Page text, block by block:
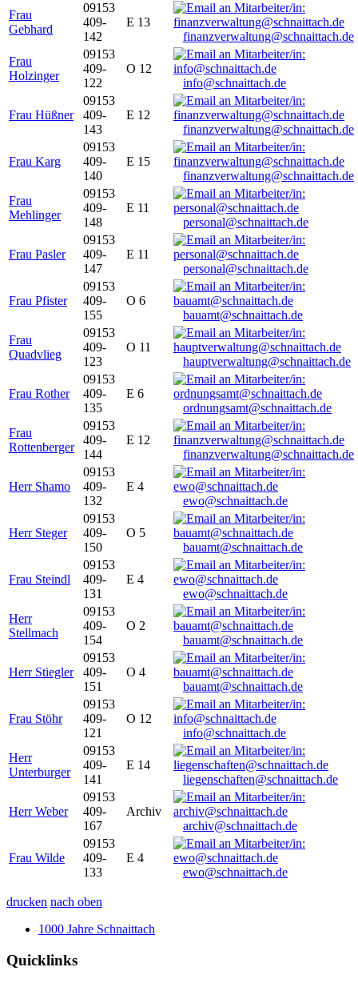
Frau
Gebhard
09153
409-
142
E 13
finanzverwaltung@schnaittach.de
Frau
Holzinger
09153
409-
122
O 12
info@schnaittach.de
Frau Hüßner
09153
409-
143
E 12
finanzverwaltung@schnaittach.de
Frau Karg
09153
409-
140
E 15
finanzverwaltung@schnaittach.de
Frau
Mehlinger
09153
409-
148
E 11
personal@schnaittach.de
Frau Pasler
09153
409-
147
E 11
personal@schnaittach.de
Frau Pfister
09153
409-
155
O 6
bauamt@schnaittach.de
Frau
Quadvlieg
09153
409-
123
O 11
hauptverwaltung@schnaittach.de
Frau Rother
09153
409-
135
E 6
ordnungsamt@schnaittach.de
Frau
Rottenberger
09153
409-
144
E 12
finanzverwaltung@schnaittach.de
Herr Shamo
09153
409-
132
E 4
ewo@schnaittach.de
Herr Steger
09153
409-
150
O 5
bauamt@schnaittach.de
Frau Steindl
09153
409-
131
E 4
ewo@schnaittach.de
Herr
Stellmach
09153
409-
154
O 2
bauamt@schnaittach.de
Herr Stiegler
09153
409-
151
O 4
bauamt@schnaittach.de
Frau Stöhr
09153
409-
121
O 12
info@schnaittach.de
Herr
Unterburger
09153
409-
141
E 14
liegenschaften@schnaittach.de
Herr Weber
09153
409-
167
Archiv
archiv@schnaittach.de
Frau Wilde
09153
409-
133
E 4
ewo@schnaittach.de
drucken nach oben
1000 Jahre Schnaittach
Quicklinks